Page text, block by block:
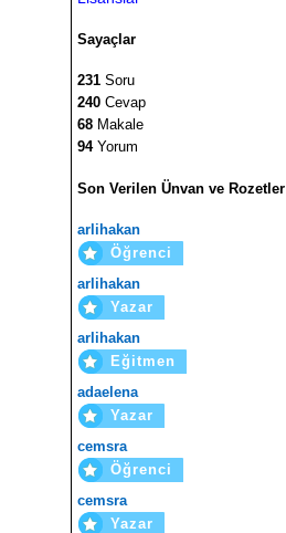
Sayaçlar
231 Soru
240 Cevap
68 Makale
94Yorum
Son Verilen Ünvan ve Rozetler
arlihakan
Öğrenci
arlihakan
Yazar
arlihakan
Eğitmen
adaelena
Yazar
cemsra
Öğrenci
cemsra
Yazar